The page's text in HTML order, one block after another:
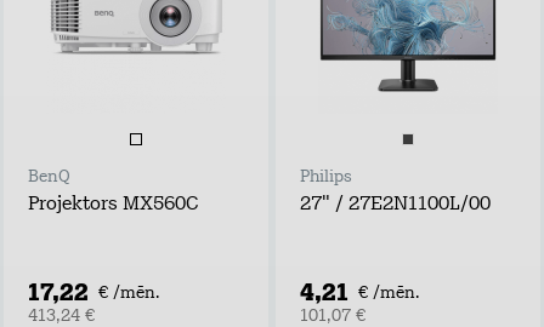
BenQ
Projektors MX560C
17,22 € /mēn.
413,24 €
Philips
27" / 27E2N1100L/00
4,21 € /mēn.
101,07 €